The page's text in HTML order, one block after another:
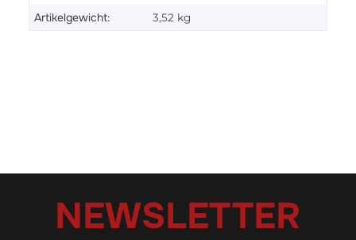
Artikelgewicht: 3,52 kg
NEWSLETTER